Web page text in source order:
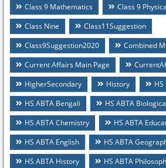
Class 9 Mathematics
Class 9
Class Nine
Class11Suggestion
Class9Suggestion2020
Combined
Current Affairs Main Page
HigherSecondary
History
HS
HS ABTA Bengali
HS ABTA
HS ABTA Chemistry
HS ABTA
HS ABTA English
HS ABTA
HS ABTA History
HS ABTA